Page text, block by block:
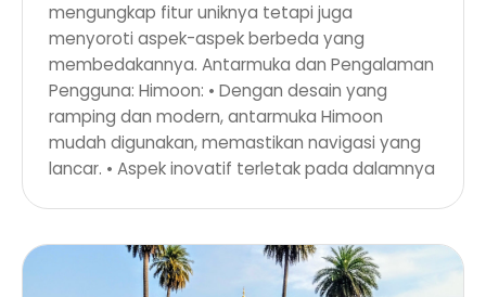
mengungkap fitur uniknya tetapi juga
menyoroti aspek-aspek berbeda yang
membedakannya. Antarmuka dan Pengalaman
Pengguna: Himoon: • Dengan desain yang
ramping dan modern, antarmuka Himoon
mudah digunakan, memastikan navigasi yang
lancar. • Aspek inovatif terletak pada dalamnya